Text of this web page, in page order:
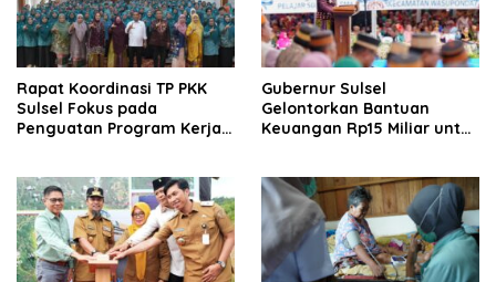
Rapat Koordinasi TP PKK
Sulsel Fokus pada
Penguatan Program Kerja
Gubernur Sulsel
Gelontorkan Bantuan
Keuangan Rp15 Miliar untuk